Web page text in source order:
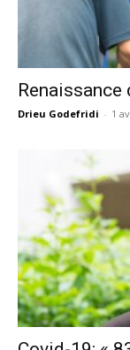
Drieu Godefridi - 1